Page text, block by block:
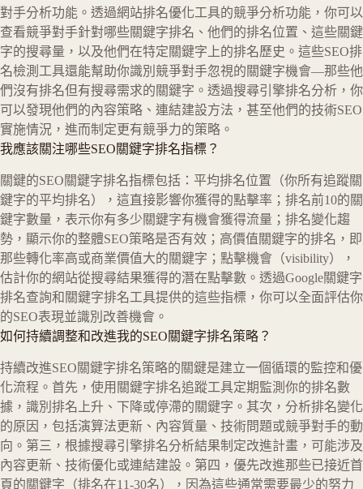
對手分析功能。透過網站排名優化工具的競爭分析功能，你可以
查看競爭對手針對哪些關鍵字排名、他們的排名位置、這些關鍵
字的搜尋量，以及他們在特定關鍵字上的排名歷史。這些SEO排
名檢測工具還能幫助你識別競爭對手忽視的關鍵字機會—那些他
們沒有排名但有搜尋需求的關鍵字。透過搜尋引擎排名分析，你
可以發現他們的內容策略、連結建設方法，甚至他們的技術SEO
實施情況，進而制定更有競爭力的策略。
我應該關注哪些SEO關鍵字排名指標？
關鍵的SEO關鍵字排名指標包括：平均排名位置（你所有追蹤關
鍵字的平均排名），這直接影響你獲得的點擊率；排名前10的關
鍵字數量，表示你有多少關鍵字有機會獲得流量；排名變化趨
勢，顯示你的整體SEO策略是否有效；高價值關鍵字的排名，即
那些轉化率高或商業價值大的關鍵字；點擊機會（visibility），
估計你的網站從搜尋結果獲得的潛在點擊數。透過Google關鍵字
排名查詢和關鍵字排名工具提供的這些指標，你可以全面評估你
的SEO表現並識別改善機會。
如何持續調整和改進我的SEO關鍵字排名策略？
持續改進SEO關鍵字排名策略的關鍵是建立一個循環的監控和優
化流程。首先，使用關鍵字排名追蹤工具定期監測你的排名數
據，識別排名上升、下降或停滯的關鍵字。其次，分析排名變化
的原因，包括演算法更新、內容質量、技術問題或競爭對手的動
向。第三，根據搜尋引擎排名分析結果制定改進計畫，可能涉及
內容更新、技術優化或連結建設。第四，優先改進那些已接近首
頁的關鍵字（排名在11-30名），因為這些通常需要最少的努力